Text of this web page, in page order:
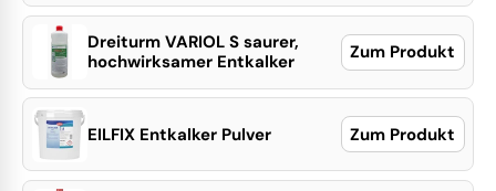
Dreiturm VARIOL S saurer,
hochwirksamer Entkalker
Zum Produkt
EILFIX Entkalker Pulver Zum Produkt